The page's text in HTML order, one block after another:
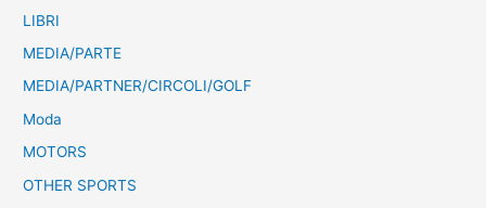
LIBRI
MEDIA/PARTE
MEDIA/PARTNER/CIRCOLI/GOLF
Moda
MOTORS
OTHER SPORTS